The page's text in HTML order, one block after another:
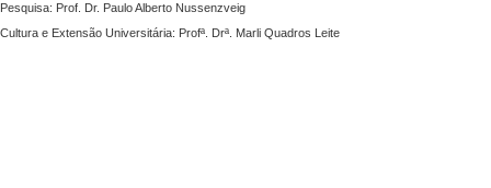
Pesquisa: Prof. Dr. Paulo Alberto Nussenzveig
Cultura e Extensão Universitária: Profª. Drª. Marli Quadros Leite